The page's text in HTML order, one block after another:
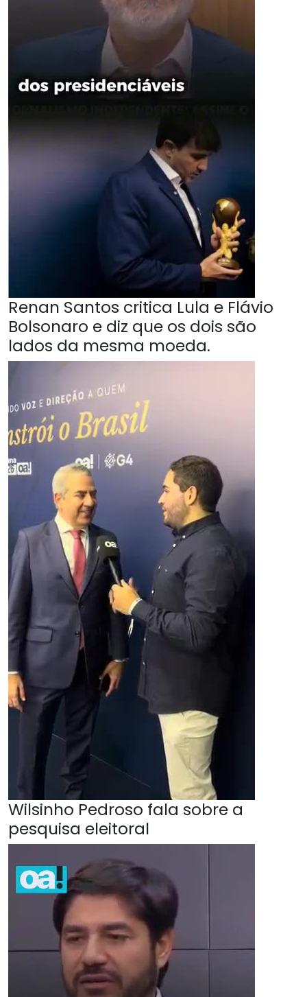
Renan Santos critica Lula e Flávio
Bolsonaro e diz que os dois são
lados da mesma moeda.
Wilsinho Pedroso fala sobre a
pesquisa eleitoral